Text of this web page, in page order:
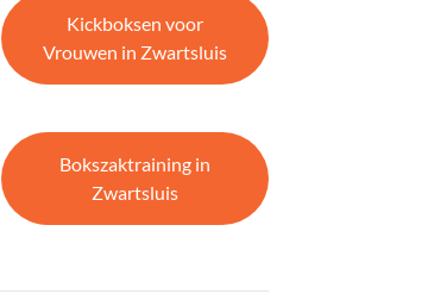
Kickboksen voor
Vrouwen in Zwartsluis
Bokszaktraining in
Zwartsluis